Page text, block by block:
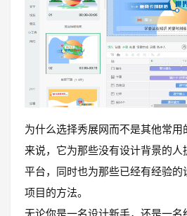
为什么选择秀展网而不是其他常
来说，它为那些没有设计背景的人
平台，同时也为那些已经有经验
项目的方法。